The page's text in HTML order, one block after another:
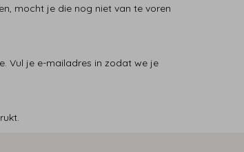
mocht je die nog niet van te voren
Vul je e-mailadres in zodat we je